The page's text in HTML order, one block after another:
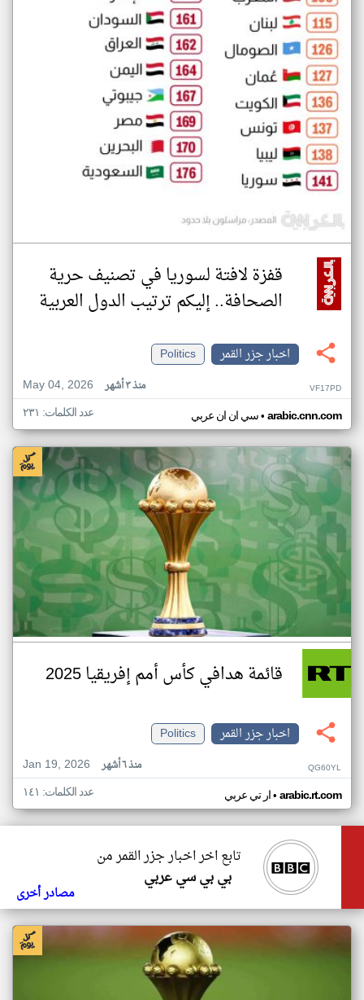
قفزة لافتة لسوريا في تصنيف حرية
الصحافة.. إليكم ترتيب الدول العربية
اخبار جزر القمر
Politics
May 04, 2026
منذ ٣ أشهر VF17PD
سي ان ان عربي• arabic.cnn.com عدد الكلمات: ٢٣١
قائمة هدافي كأس أمم إفريقيا 2025
اخبار جزر القمر
Politics
Jan 19, 2026
منذ ٦ أشهر QG60YL
ار تي عربي• arabic.rt.com عدد الكلمات: ١٤١
تابع اخر اخبار جزر القمر من
بي بي سي عربي
مصادر أخرى